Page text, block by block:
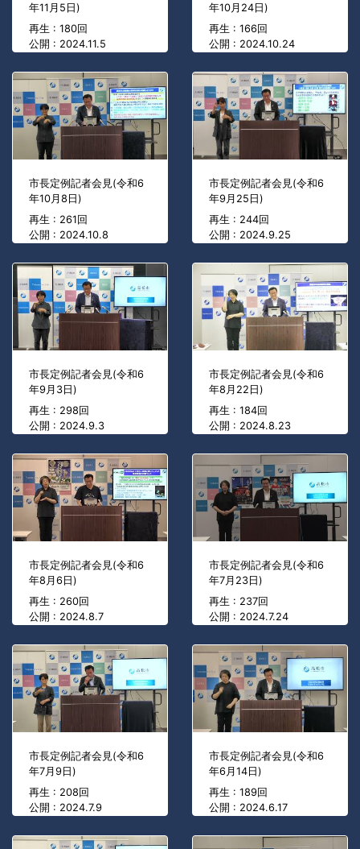
年11月5日)
再生 : 180回
公開 : 2024.11.5
年10月24日)
再生 : 166回
公開 : 2024.10.24
市長定例記者会見(令和6
年10月8日)
再生 : 261回
公開 : 2024.10.8
市長定例記者会見(令和6
年9月25日)
再生 : 244回
公開 : 2024.9.25
市長定例記者会見(令和6
年9月3日)
再生 : 298回
公開 : 2024.9.3
市長定例記者会見(令和6
年8月22日)
再生 : 184回
公開 : 2024.8.23
市長定例記者会見(令和6
年8月6日)
再生 : 260回
公開 : 2024.8.7
市長定例記者会見(令和6
年7月23日)
再生 : 237回
公開 : 2024.7.24
市長定例記者会見(令和6
年7月9日)
再生 : 208回
公開 : 2024.7.9
市長定例記者会見(令和6
年6月14日)
再生 : 189回
公開 : 2024.6.17